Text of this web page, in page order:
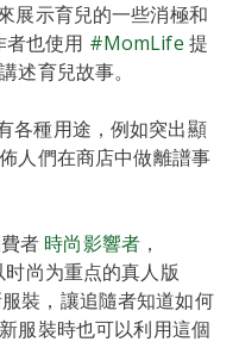
展示育兒的一些消極和
也使用 #MomLife 提
述育兒故事。
各種用途，例如突出顯
人們在商店中做離譜事
者 時尚影響者 ，
尚为重点的真人版
裝，讓追隨者知道如何
服裝時也可以利用這個